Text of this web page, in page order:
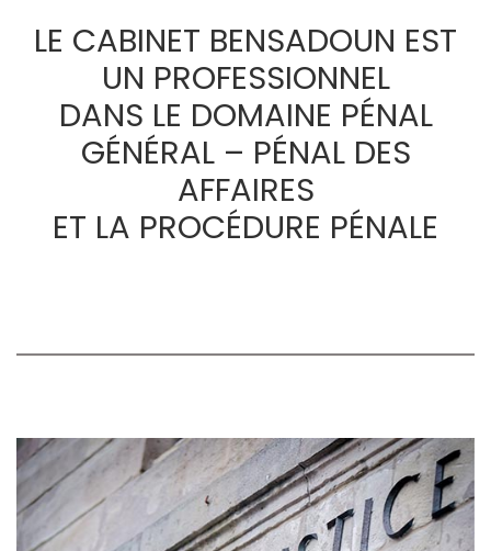
LE CABINET BENSADOUN EST
UN PROFESSIONNEL
DANS LE DOMAINE PÉNAL
GÉNÉRAL – PÉNAL DES
AFFAIRES
ET LA PROCÉDURE PÉNALE